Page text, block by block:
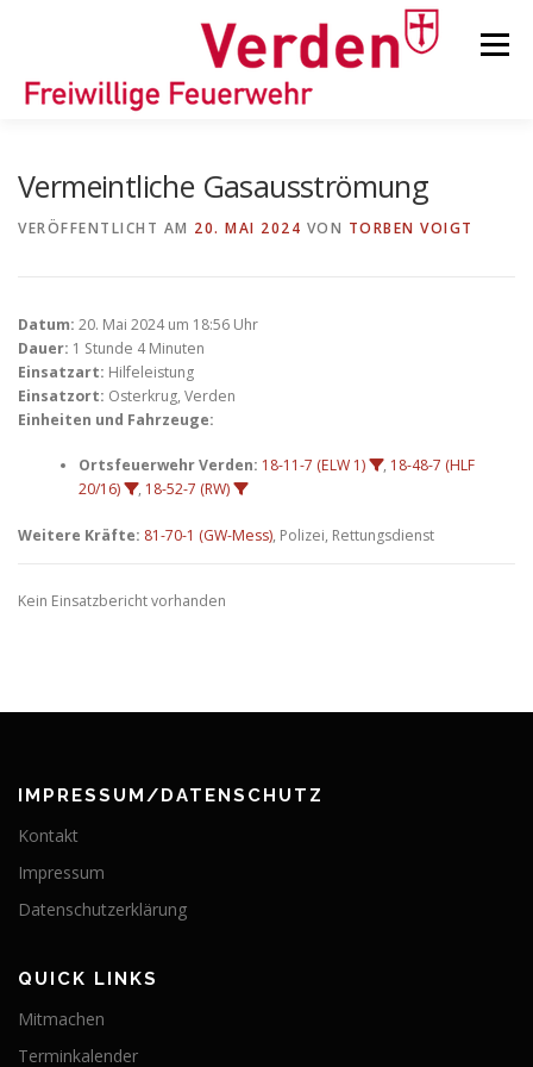
Menü
KINDER-/JUGENDFEUERWEHR
Vermeintliche Gasausströmung
VERÖFFENTLICHT AM 20. MAI 2024 VON TORBEN VOIGT
Datum: 20. Mai 2024 um 18:56 Uhr
Dauer: 1 Stunde 4 Minuten
Einsatzart: Hilfeleistung
Einsatzort: Osterkrug, Verden
Einheiten und Fahrzeuge:
Ortsfeuerwehr Verden: 18-11-7 (ELW 1) , 18-48-7 (HLF
20/16)
, 18-52-7 (RW)
Weitere Kräfte: 81-70-1 (GW-Mess), Polizei, Rettungsdienst
Kein Einsatzbericht vorhanden
IMPRESSUM/DATENSCHUTZ
Kontakt
Impressum
Datenschutzerklärung
QUICK LINKS
Mitmachen
Terminkalender